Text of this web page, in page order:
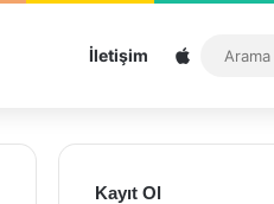
İletişim Sitemap
Kayıt Ol